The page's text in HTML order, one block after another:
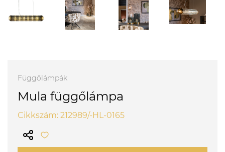
Függőlámpák
Mula függőlámpa
Cikkszám: 212989/-HL-0165